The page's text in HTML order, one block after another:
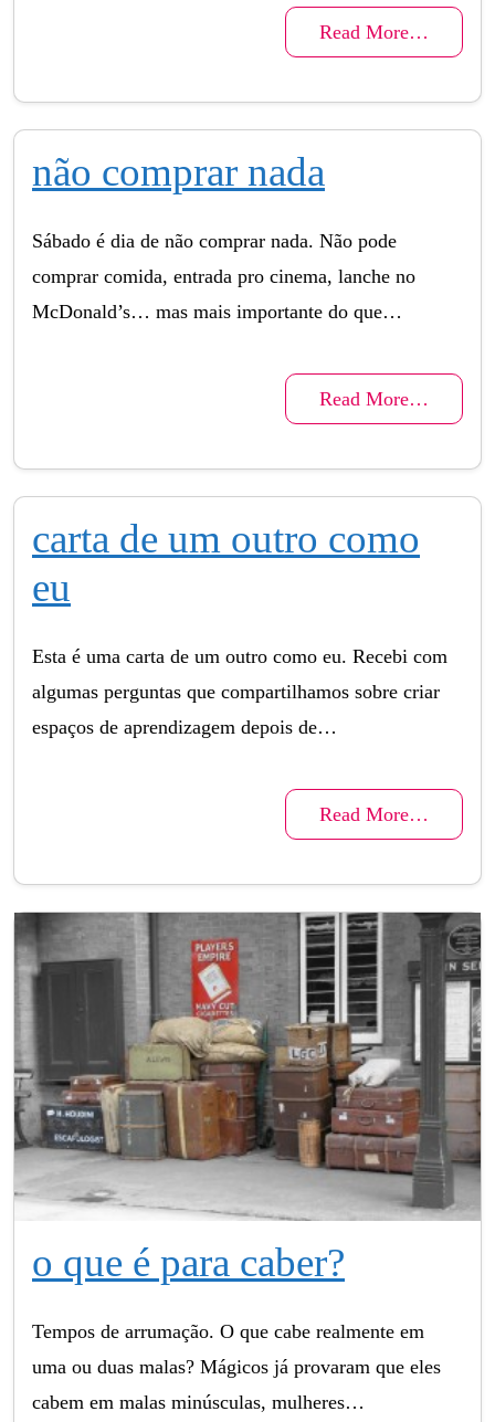
Read More…
não comprar nada
Sábado é dia de não comprar nada. Não pode
comprar comida, entrada pro cinema, lanche no
McDonald’s… mas mais importante do que…
Read More…
carta de um outro como
eu
Esta é uma carta de um outro como eu. Recebi com
algumas perguntas que compartilhamos sobre criar
espaços de aprendizagem depois de…
Read More…
o que é para caber?
Tempos de arrumação. O que cabe realmente em
uma ou duas malas? Mágicos já provaram que eles
cabem em malas minúsculas, mulheres…